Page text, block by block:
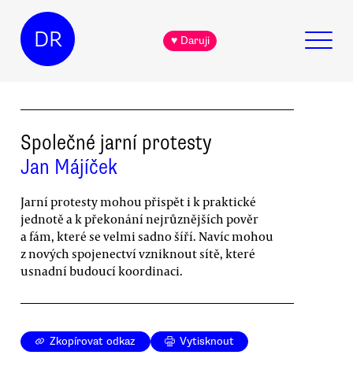
DR ♥ Daruji
Společné jarní protesty
Jan Májíček
Jarní protesty mohou přispět i k praktické
jednotě a k překonání nejrůznějších pověr
a fám, které se velmi sadno šíří. Navíc mohou
z nových spojenectví vzniknout sítě, které
usnadní budoucí koordinaci.
Zkopírovat odkaz Vytisknout